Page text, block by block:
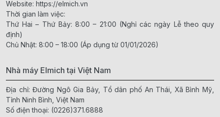
Website: https://elmich.vn
Thời gian làm việc:
Thứ Hai – Thứ Bảy: 8:00 – 21:00 (Nghỉ các ngày Lễ theo quy
định)
Chủ Nhật: 8:00 – 18:00 (Áp dụng từ 01/01/2026)
Nhà máy Elmich tại Việt Nam
Địa chỉ: Đường Ngô Gia Bảy, Tổ dân phố An Thái, Xã Bình Mỹ,
Tỉnh Ninh Bình, Việt Nam
Số điện thoại: (0226)371.6888